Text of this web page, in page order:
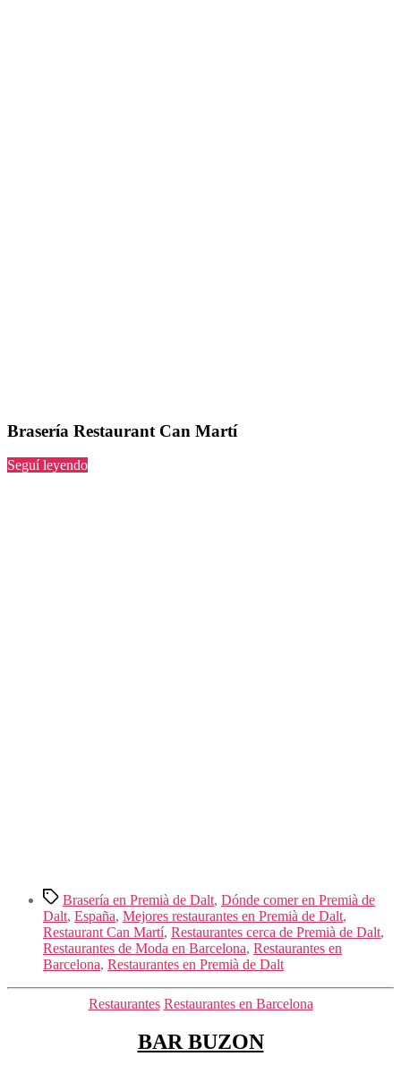
Brasería Restaurant Can Martí
Seguí leyendo“Restaurant
Etiquetas
Brasería en Premià de Dalt, Dónde comer en Premià de
Dalt, España, Mejores restaurantes en Premià de Dalt,
Restaurant Can Martí, Restaurantes cerca de Premià de Dalt,
Restaurantes de Moda en Barcelona, Restaurantes en
Barcelona, Restaurantes en Premià de Dalt
Categorías
Restaurantes Restaurantes en Barcelona
BAR BUZON